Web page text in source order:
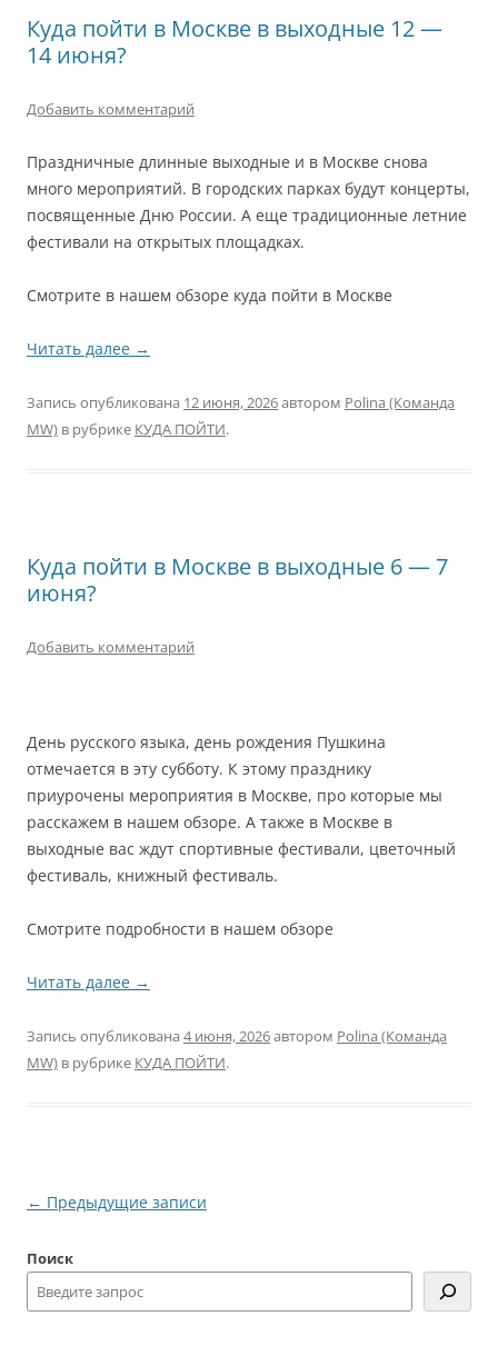
Куда пойти в Москве в выходные 12 —
14 июня?
Добавить комментарий
Праздничные длинные выходные и в Москве снова
много мероприятий. В городских парках будут концерты,
посвященные Дню России. А еще традиционные летние
фестивали на открытых площадках.
Смотрите в нашем обзоре куда пойти в Москве
Читать далее →
Запись опубликована 12 июня, 2026автором Polina (Команда
MW) в рубрике КУДА ПОЙТИ.
Куда пойти в Москве в выходные 6 — 7
июня?
Добавить комментарий
День русского языка, день рождения Пушкина
отмечается в эту субботу. К этому празднику
приурочены мероприятия в Москве, про которые мы
расскажем в нашем обзоре. А также в Москве в
выходные вас ждут спортивные фестивали, цветочный
фестиваль, книжный фестиваль.
Смотрите подробности в нашем обзоре
Читать далее →
Запись опубликована 4 июня, 2026автором Polina (Команда
MW) в рубрике КУДА ПОЙТИ.
Навигация
записям
← Предыдущие записи
Поиск